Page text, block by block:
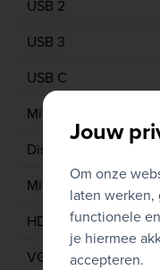
USB 2
USB 3
USB C
Mini display port
Display port
Mini HDMI
HDMI
VGA
Jouw
Om onze
laten
functionele
je hiermee
accepteren.